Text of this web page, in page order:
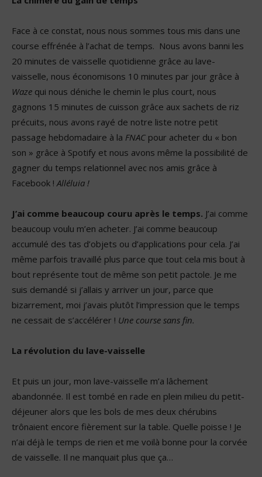
Face à ce constat, nous nous sommes tous mis dans une
course effrénée à l’achat de temps. Nous avons banni les
20 minutes de vaisselle quotidienne grâce au lave-
vaisselle, nous économisons 10 minutes par jour grâce à
Waze qui nous déniche le chemin le plus court, nous
gagnons 15 minutes de cuisson grâce aux sachets de riz
précuits, nous avons rayé de notre liste notre petit
passage hebdomadaire à la FNAC pour acheter du « bon
son » grâce à Spotify et nous avons même la possibilité de
gagner du temps relationnel avec nos amis grâce à
Facebook !Alléluia !
J’ai comme beaucoup couru après le temps. J’ai comme
beaucoup voulu m’en acheter. J’ai comme beaucoup
accumulé des tas d’objets ou d’applications pour cela. J’ai
même parfois travaillé plus parce que tout cela mis bout à
bout représente tout de même son petit pactole. Je me
suis demandé si j’allais y arriver un jour, parce que
bizarrement, moi j’avais plutôt l’impression que le temps
ne cessait de s’accélérer ! Une course sans fin.
La révolution du lave-vaisselle
Et puis un jour, mon lave-vaisselle m’a lâchement
abandonnée. Il est tombé en rade en plein milieu du petit-
déjeuner alors que les bols de mes deux chérubins
trônaient encore fièrement sur la table. Quelle poisse ! Je
n’ai déjà le temps de rien et me voilà bonne pour la corvée
de vaisselle. Il ne manquait plus que ça…